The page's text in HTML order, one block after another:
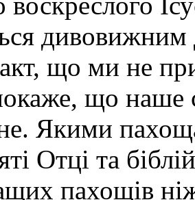
дивовижним
що ми не
що наше
Якими
Отці та
пахощів